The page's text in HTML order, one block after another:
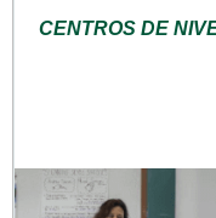
CENTROS DE